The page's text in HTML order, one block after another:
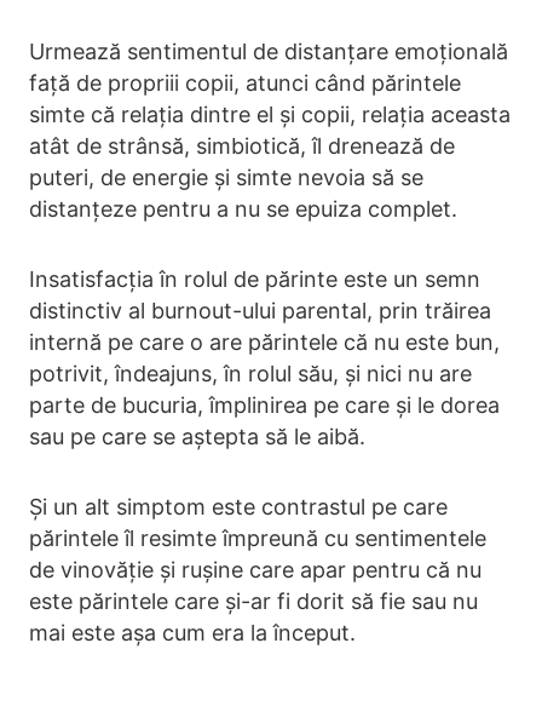
Urmează sentimentul de distanțare emoțională
față de propriii copii, atunci când părintele
simte că relația dintre el și copii, relația aceasta
atât de strânsă, simbiotică, îl drenează de
puteri, de energie și simte nevoia să se
distanțeze pentru a nu se epuiza complet.
Insatisfacția în rolul de părinte este un semn
distinctiv al burnout-ului parental, prin trăirea
internă pe care o are părintele că nu este bun,
potrivit, îndeajuns, în rolul său, și nici nu are
parte de bucuria, împlinirea pe care și le dorea
sau pe care se aștepta să le aibă.
Și un alt simptom este contrastul pe care
părintele îl resimte împreună cu sentimentele
de vinovăție și rușine care apar pentru că nu
este părintele care și-ar fi dorit să fie sau nu
mai este așa cum era la început.